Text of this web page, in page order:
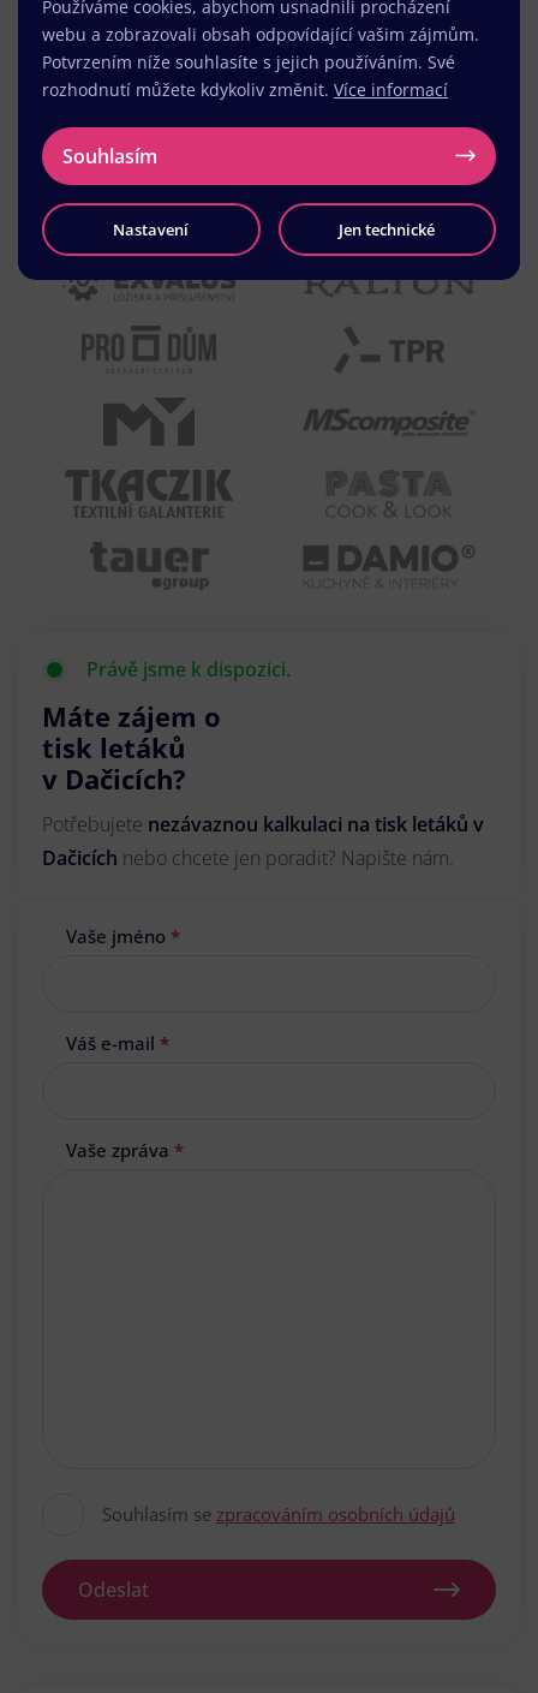
Právě jsme k dispozici.
Máte zájem o
tisk letáků
v Dačicích?
Potřebujete nezávaznou kalkulaci na tisk letáků v
Dačicích nebo chcete jen poradit? Napište nám.
Vaše jméno *
Váš e-mail *
Vaše zpráva *
Souhlasím se zpracováním osobních údajů
Odeslat
Používáme cookies, abychom usnadnili procházení
webu a zobrazovali obsah odpovídající vašim zájmům.
Potvrzením níže souhlasíte s jejich používáním. Své
rozhodnutí můžete kdykoliv změnit. Více informací
Souhlasím
Nastavení Jen technické